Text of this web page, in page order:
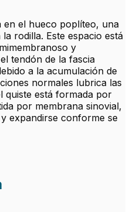
en el hueco poplíteo, una
rodilla. Este espacio está
y
tendón de la fascia
a la acumulación de
normales lubrica las
quiste está formada por
por membrana sinovial,
expandirse conforme se